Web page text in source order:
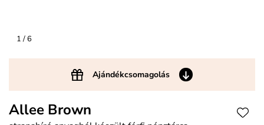
1/ 6
Ajándékcsomagolás
Allee Brown